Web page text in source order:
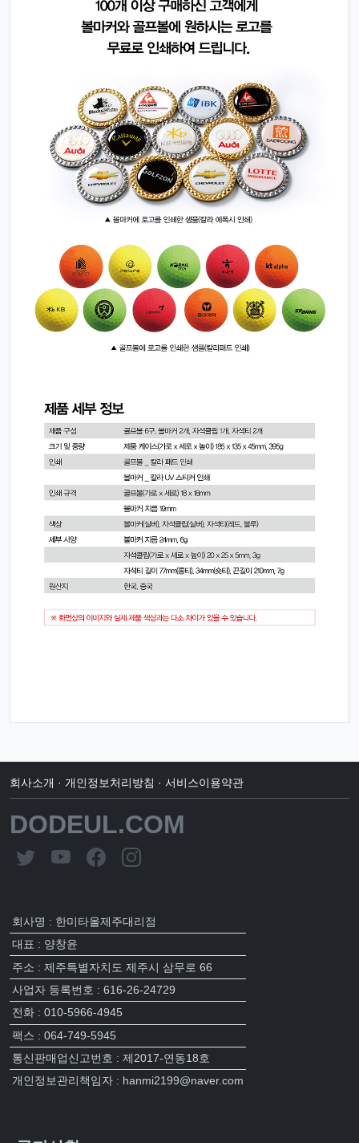
회사소개 · 개인정보처리방침 · 서비스이용약관
DODEUL.COM
회사명 : 한미타올제주대리점
대표 : 양창윤
주소 : 제주특별자치도 제주시 삼무로 66
사업자 등록번호 : 616-26-24729
전화 : 010-5966-4945
팩스 : 064-749-5945
통신판매업신고번호 : 제2017-연동18호
개인정보관리책임자 : hanmi2199@naver.com